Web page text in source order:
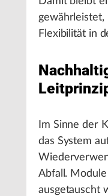
gewährleistet,
Flexibilität in
Im Sinne der
das System
Abfall.
ausgetauscht